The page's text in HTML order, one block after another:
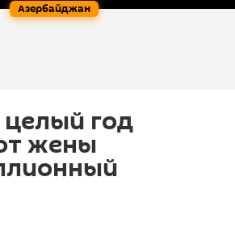
Азербайджан
год
жены